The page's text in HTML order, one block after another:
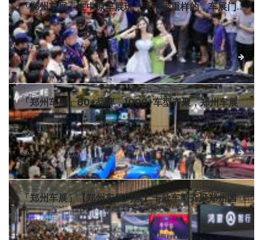
「郑州车展」在中原车展玩一天不带重样的，车展门票
限时免费领
河南最好玩的车展来了！6月18日至21日，2026第十五届
中原国际车展就在郑州国际会展中心。60+汽车品牌，800+热
门车型，超多新车齐上阵！买车立省上万元，最值得期待的是
中原车展10大活动逐一解锁，现中原国际车展门票限时免费，
点击页面下方按钮即可领取！
6553 0 详细
「郑州车展」80+品牌，1000+车型齐聚，郑州车展门
票限时免费！
2025年11月6日至10日，备受瞩目的2025第十七届郑州国
际汽车展览会暨新能源・智能网联汽车展览会（简称：2025郑
州国际车展）将在郑州国际会展中心盛大开幕。我们准备了此
次郑州国际车展门票，限时免费赠送，赠票数量有限，先到先
得，需要的请文末领取！
16969 0 详细
「郑州车展」【郑州车展门票】千款车型齐聚郑州国际
车展，车展门票限时免费领取！
这里要告诉大家一个好消息，车展日作为此次展会的官方
合作媒体，限时赠送郑州国际车展门票！数量有限，先到先